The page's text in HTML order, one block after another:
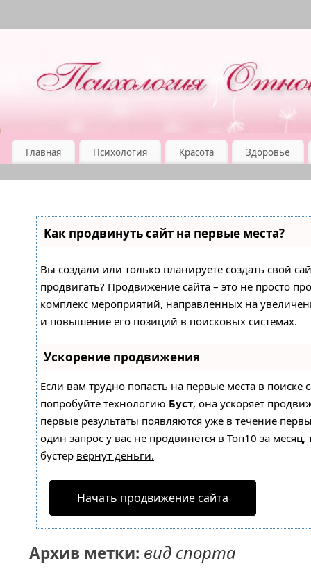
Главная Психология Красота Здоровье
Как продвинуть сайт на первые места?
Вы создали или только планируете создать свой
продвигать? Продвижение сайта – это не просто
комплекс мероприятий, направленных на
и повышение его позиций в поисковых системах.
Ускорение продвижения
Если вам трудно попасть на первые места в поиске
попробуйте технологию Буст, она ускоряет
первые результаты появляются уже в течение
один запрос у вас не продвинется в Топ10 за месяц,
бустер вернут деньги.
Начать продвижение сайта
Архив метки: вид спорта